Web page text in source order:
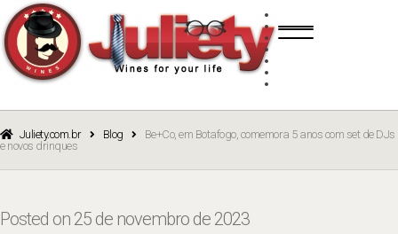
navigation
content
BRANCO
ROSÉ
Juliety.com.br Blog
Be+Co, em Botafogo, comemora 5 anos com set de DJs
e novos drinques
Posted on 25 de novembro de 2023